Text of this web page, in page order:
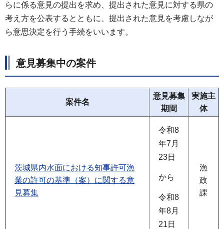
らに係る意見の提出を求め、提出された意見に対する県の
考え方を公表するとともに、提出された意見を考慮しなが
ら意思決定を行う手続をいいます。
意見募集中の案件
案件名
意見募集
期間
実施主
体
茨城県内水面における知事許可漁
業の許可の基準（案）に関する意
見募集
令和8
年7月
23日
から
令和8
年8月
21日
漁
政
課